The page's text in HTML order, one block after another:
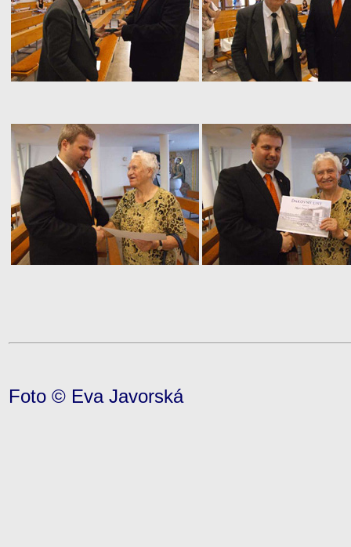
Foto © Eva Javorská